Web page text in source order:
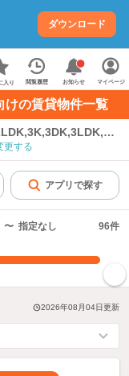
ダウンロード
入り 閲覧履歴 お知らせ マイページ
けの賃貸物件一覧
更する
アプリで探す
〜 指定なし 96件
2026年08月04日更新